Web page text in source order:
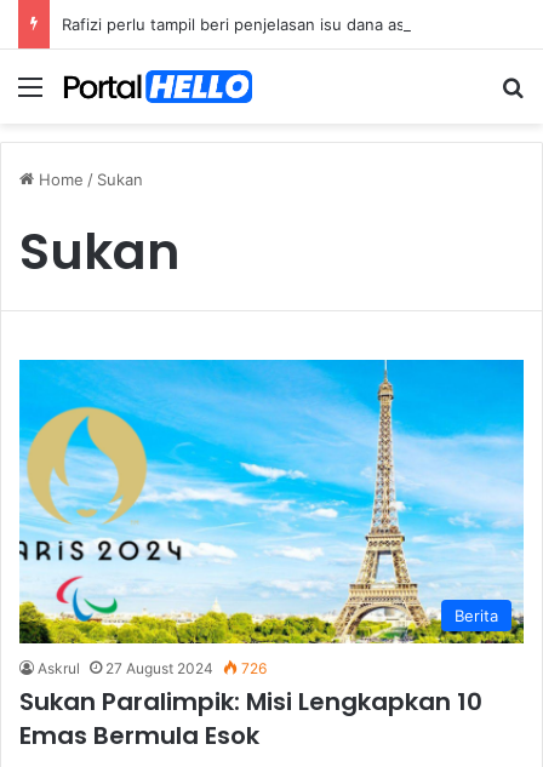
Menu
Home / Sukan
Sukan
Berita
Askrul 27 August 2024 726
Sukan Paralimpik: Misi Lengkapkan 10
Emas Bermula Esok